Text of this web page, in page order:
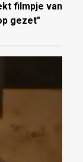
filmpje van
gezet"